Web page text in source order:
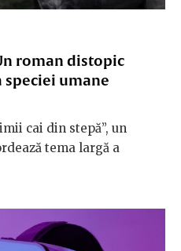
roman distopic
umane
cai din stepă”, un
tema largă a